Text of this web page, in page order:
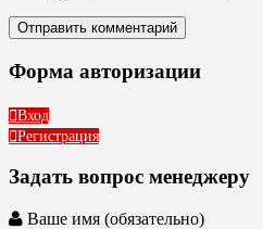
Форма авторизации
Вход
Регистрация
Задать вопрос менеджеру
Ваше имя (обязательно)